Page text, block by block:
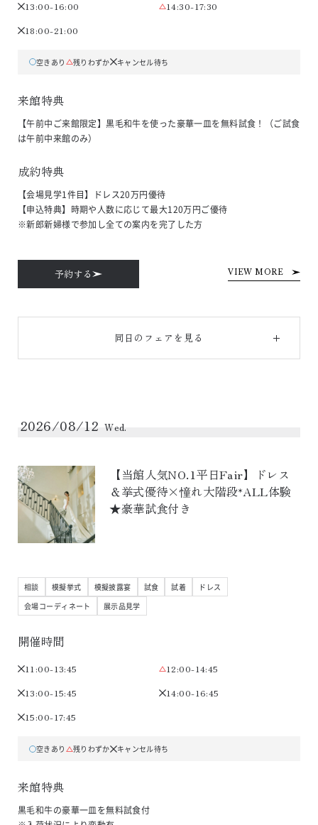
13:00-16:00
14:30-17:30
18:00-21:00
空きあり 残りわずか キャンセル待ち
来館特典
【午前中ご来館限定】黒毛和牛を使った豪華一皿を無料試食！（ご試食
は午前中来館のみ）
成約特典
【会場見学1件目】ドレス20万円優待
【申込特典】時期や人数に応じて最大120万円ご優待
※新郎新婦様で参加し全ての案内を完了した方
予約する VIEW MORE
同日のフェアを見る
2026/08/12 Wed.
【当館人気NO.1平日Fair】ドレス
＆挙式優待×憧れ大階段*ALL体験
★豪華試食付き
相談 模擬挙式 模擬披露宴 試食 試着
ドレス
会場コーディネート
展示品見学
開催時間
11:00-13:45
12:00-14:45
13:00-15:45
14:00-16:45
15:00-17:45
空きあり 残りわずか キャンセル待ち
来館特典
黒毛和牛の豪華一皿を無料試食付